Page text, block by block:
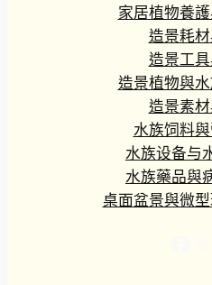
家居植物養
造景耗
造景工
造景植物與
造景素
水族饲料
水族设备与
水族藥品與
桌面盆景與微